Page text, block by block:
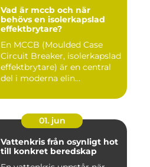
Vad är mccb och när
behövs en isolerkapslad
effektbrytare?
En MCCB (Moulded Case
Circuit Breaker, isolerkapslad
effektbrytare) är en central
del i moderna elin...
01. jun
Vattenkris från osynligt hot
till konkret beredskap